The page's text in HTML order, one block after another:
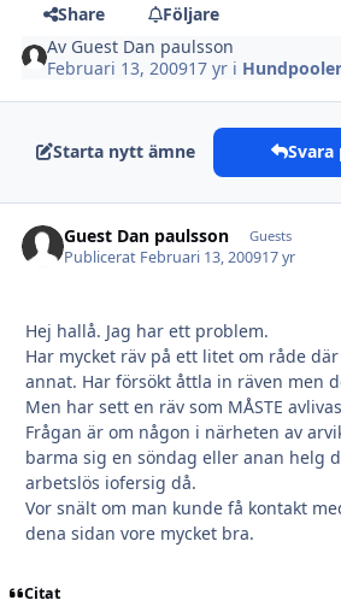
Share
Följare
Av Guest Dan paulsson
Februari 13, 200917 yr i
Starta nytt ämne Svara
Guest Dan paulsson Guests
Publicerat Februari 13, 200917 yr
Hej hallå. Jag har ett problem.
Har mycket räv på ett litet om råde
annat. Har försökt åttla in räven men
Men har sett en räv som MÅSTE
Frågan är om någon i närheten av
barma sig en söndag eller anan helg
arbetslös iofersig då.
Vor snält om man kunde få kontakt
dena sidan vore mycket bra.
Citat